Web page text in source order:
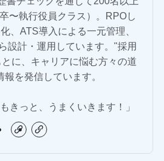
〜執行役員クラス）。RPOし
、ATS導入による一元管理、
設計・運用しています。"採用
に、キャリアに悩む方々の道
報を発信しています。
きっと、うまくいきます！」